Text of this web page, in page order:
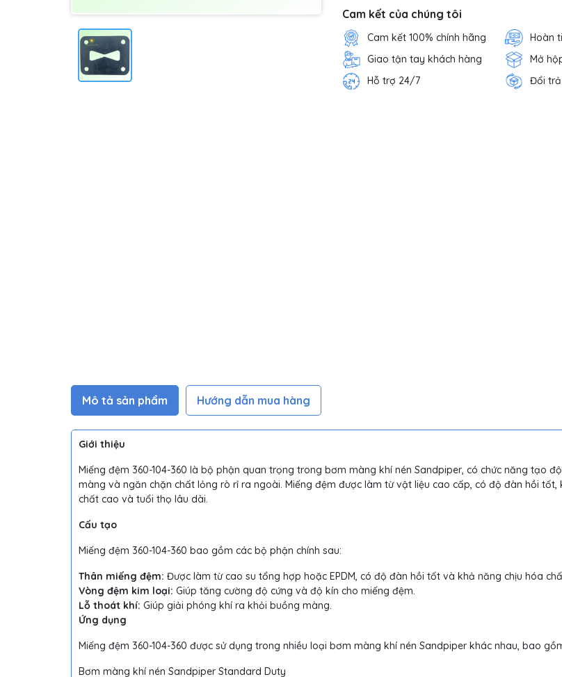
Cam kết của chúng tôi
Cam kết 100% chính hãng
Hoàn
Giao tận tay khách hàng
Mở
Hỗ trợ 24/7
Đổi
Mô tả sản phẩm Hướng dẫn mua hàng
Giới thiệu
Miếng đệm 360-104-360 là bộ phận quan trọng trong bơm màng khí nén Sandpiper, có chức năng tạo
màng và ngăn chặn chất lỏng rò rỉ ra ngoài. Miếng đệm được làm từ vật liệu cao cấp, có độ đàn hồi tốt,
chất cao và tuổi thọ lâu dài.
Cấu tạo
Miếng đệm 360-104-360 bao gồm các bộ phận chính sau:
Thân miếng đệm: Được làm từ cao su tổng hợp hoặc EPDM, có độ đàn hồi tốt và khả năng chịu hóa
Vòng đệm kim loại: Giúp tăng cường độ cứng và độ kín cho miếng đệm.
Lỗ thoát khí: Giúp giải phóng khí ra khỏi buồng màng.
Ứng dụng
Miếng đệm 360-104-360 được sử dụng trong nhiều loại bơm màng khí nén Sandpiper khác nhau, bao
Bơm màng khí nén Sandpiper Standard Duty